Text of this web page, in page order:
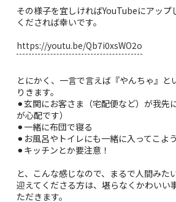
その様子を宜しければYouTubeにアップ
くだされば幸いです。
https://youtu.be/Qb7i0xsWO2o
とにかく、一言で言えば『やんちゃ』と
りきます。
⚫︎玄関にお客さま（宅配便など）が我先
が心配です）
⚫︎一緒に布団で寝る
⚫︎お風呂やトイレにも一緒に入ってこよ
⚫︎キッチンとか要注意！
と、こんな感じなので、まるで人間みた
迎えてくださる方は、堪らなくかわいい
ただきます。